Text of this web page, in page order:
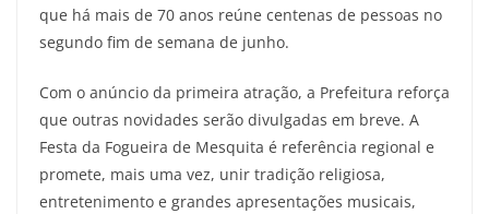
que há mais de 70 anos reúne centenas de pessoas no
segundo fim de semana de junho.
Com o anúncio da primeira atração, a Prefeitura reforça
que outras novidades serão divulgadas em breve. A
Festa da Fogueira de Mesquita é referência regional e
promete, mais uma vez, unir tradição religiosa,
entretenimento e grandes apresentações musicais,